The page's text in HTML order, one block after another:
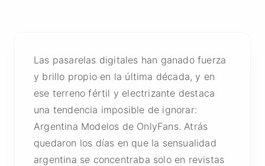
Las pasarelas digitales han ganado fuerza
y brillo propio en la última década, y en
ese terreno fértil y electrizante destaca
una tendencia imposible de ignorar:
Argentina Modelos de OnlyFans. Atrás
quedaron los días en que la sensualidad
argentina se concentraba solo en revistas